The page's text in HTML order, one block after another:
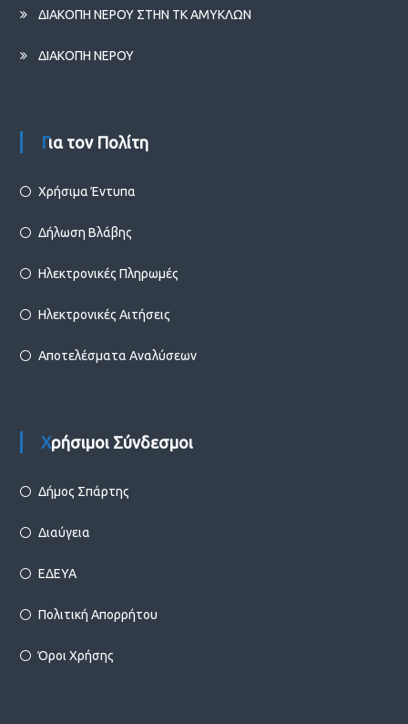
ΔΙΑΚΟΠΗ ΝΕΡΟΥ ΣΤΗΝ ΤΚ ΑΜΥΚΛΩΝ
ΔΙΑΚΟΠΗ ΝΕΡΟΥ
Για τον Πολίτη
Χρήσιμα Έντυπα
Δήλωση Βλάβης
Ηλεκτρονικές Πληρωμές
Ηλεκτρονικές Αιτήσεις
Αποτελέσματα Αναλύσεων
Χρήσιμοι Σύνδεσμοι
Δήμος Σπάρτης
Διαύγεια
ΕΔΕΥΑ
Πολιτική Απορρήτου
Όροι Χρήσης